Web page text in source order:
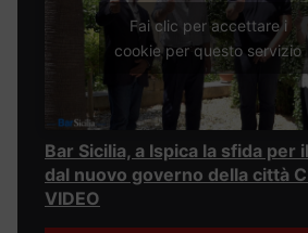
Fai clic per accettare i
cookie per questo servizio
Bar Sicilia, a Ispica la sfida per
dal nuovo governo della città
VIDEO